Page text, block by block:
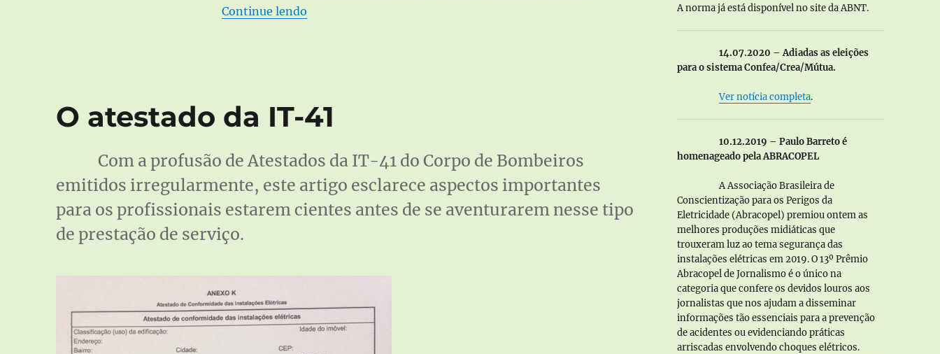
Continue lendo
O atestado da IT-41
Com a profusão de Atestados da IT-41 do Corpo de Bombeiros
emitidos irregularmente, este artigo esclarece aspectos importantes
para os profissionais estarem cientes antes de se aventurarem nesse tipo
de prestação de serviço.
A norma já está disponível no site da ABNT.
14.07.2020 – Adiadas as eleições
para o sistema Confea/Crea/Mútua.
Ver notícia completa.
10.12.2019 – Paulo Barreto é
homenageado pela ABRACOPEL
A Associação Brasileira de
Conscientização para os Perigos da
Eletricidade (Abracopel) premiou ontem as
melhores produções midiáticas que
trouxeram luz ao tema segurança das
instalações elétricas em 2019. O 13º Prêmio
Abracopel de Jornalismo é o único na
categoria que confere os devidos louros aos
jornalistas que nos ajudam a disseminar
informações tão essenciais para a prevenção
de acidentes ou evidenciando práticas
arriscadas envolvendo choques elétricos.